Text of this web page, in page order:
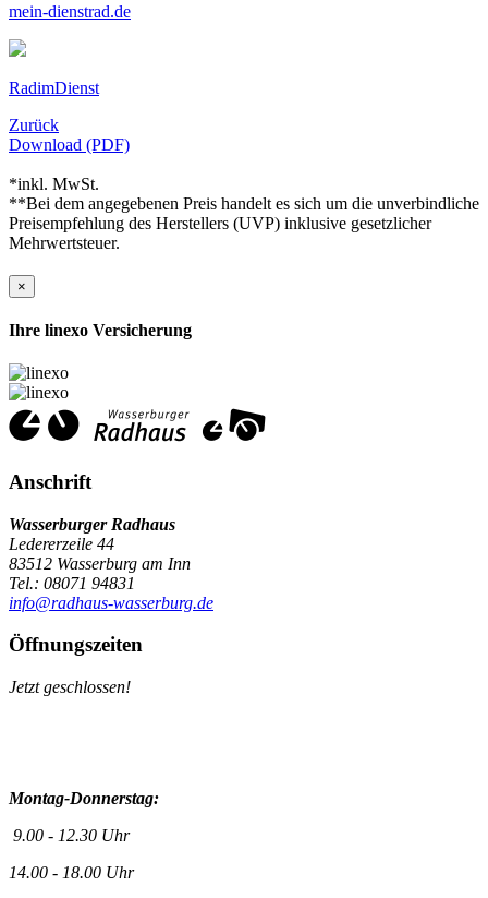
mein-dienstrad.de
RadimDienst
Zurück
Download (PDF)
*inkl. MwSt.
**Bei dem angegebenen Preis handelt es sich um die unverbindliche
Preisempfehlung des Herstellers (UVP) inklusive gesetzlicher
Mehrwertsteuer.
×
Ihre linexo Versicherung
Anschrift
Wasserburger Radhaus
Ledererzeile 44
83512 Wasserburg am Inn
Tel.: 08071 94831
info@radhaus-wasserburg.de
Öffnungszeiten
Jetzt geschlossen!
Montag-Donnerstag:
9.00 - 12.30 Uhr
14.00 - 18.00 Uhr